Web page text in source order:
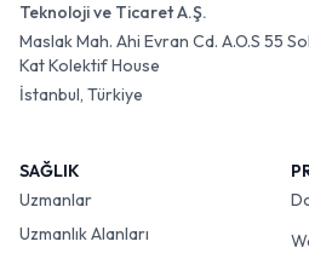
Teknoloji ve Ticaret A.Ş.
Maslak Mah. Ahi Evran Cd. A.O.S 55
Kat Kolektif House
İstanbul, Türkiye
SAĞLIK
Uzmanlar
Uzmanlık Alanları